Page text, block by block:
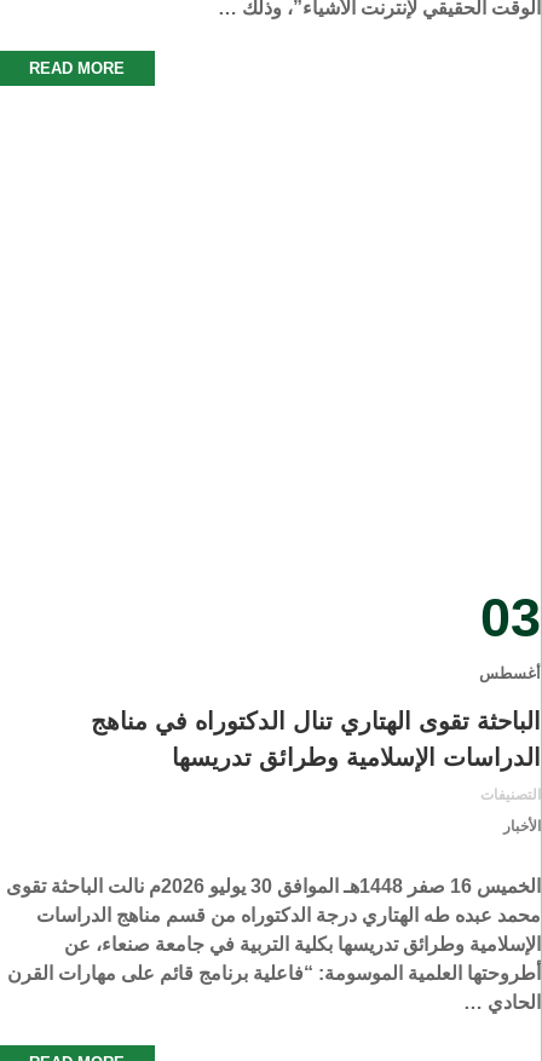
الوقت الحقيقي لإنترنت الأشياء”، وذلك …
READ MORE
03
أغسطس
الباحثة تقوى الهتاري تنال الدكتوراه في مناهج
الدراسات الإسلامية وطرائق تدريسها
التصنيفات
الأخبار
الخميس 16 صفر 1448هـ الموافق 30 يوليو 2026م نالت الباحثة تقوى
محمد عبده طه الهتاري درجة الدكتوراه من قسم مناهج الدراسات
الإسلامية وطرائق تدريسها بكلية التربية في جامعة صنعاء، عن
أطروحتها العلمية الموسومة: “فاعلية برنامج قائم على مهارات القرن
الحادي …